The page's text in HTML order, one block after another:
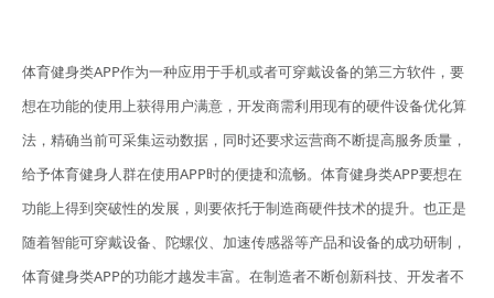
体育健身类APP作为一种应用于手机或者可穿戴设备的第三方软件，要
想在功能的使用上获得用户满意，开发商需利用现有的硬件设备优化算
法，精确当前可采集运动数据，同时还要求运营商不断提高服务质量，
给予体育健身人群在使用APP时的便捷和流畅。体育健身类APP要想在
功能上得到突破性的发展，则要依托于制造商硬件技术的提升。也正是
随着智能可穿戴设备、陀螺仪、加速传感器等产品和设备的成功研制，
体育健身类APP的功能才越发丰富。在制造者不断创新科技、开发者不